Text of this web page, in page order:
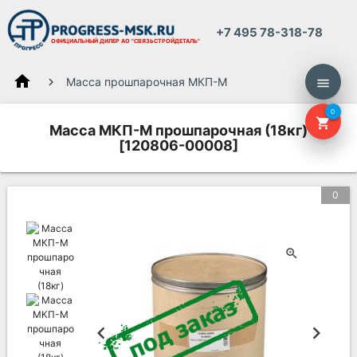
ОФИЦИАЛЬНЫЙ ДИЛЕР АО "СВЯЗЬСТРОЙДЕТАЛЬ"
+7 495 78-318-78
menu
shopping_cart
0
home Масса прошпарочная МКП-М
Масса МКП-М прошпарочная (18кг)
[120806-00008]
0